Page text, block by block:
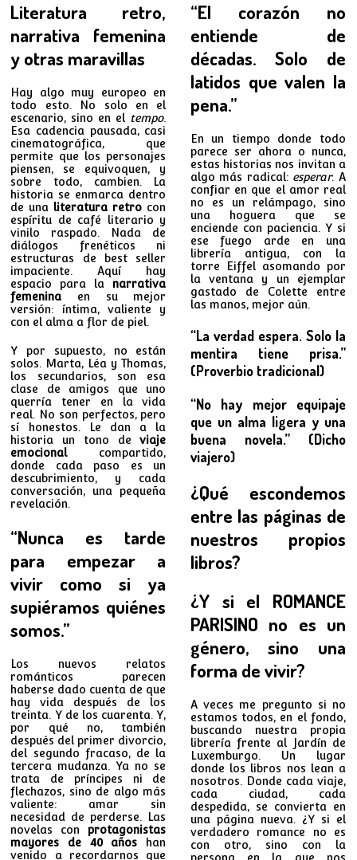
Literatura retro,
narrativa femenina
y otras maravillas
Hay algo muy europeo en
todo esto. No solo en el
escenario, sino en el tempo.
Esa cadencia pausada, casi
cinematográfica, que
permite que los personajes
piensen, se equivoquen, y
sobre todo, cambien. La
historia se enmarca dentro
de una literatura retro con
espíritu de café literario y
vinilo raspado. Nada de
diálogos frenéticos ni
estructuras de best seller
impaciente. Aquí hay
espacio para lanarrativa
femenina en su mejor
versión: íntima, valiente y
con el alma a flor de piel.
Y por supuesto, no están
solos. Marta, Léa y Thomas,
los secundarios, son esa
clase de amigos que uno
querría tener en la vida
real. No son perfectos, pero
sí honestos. Le dan a la
historia un tono deviaje
emocionalcompartido,
donde cada paso es un
descubrimiento, y cada
conversación, una pequeña
revelación.
“Nunca es tarde
para empezar a
vivir como si ya
supiéramos quiénes
somos.”
Los nuevos relatos
románticos parecen
haberse dado cuenta de que
hay vida después de los
treinta. Y de los cuarenta. Y,
por qué no, también
después del primer divorcio,
del segundo fracaso, de la
tercera mudanza. Ya no se
trata de príncipes ni de
flechazos, sino de algo más
valiente: amar sin
necesidad de perderse. Las
novelas conprotagonistas
mayores de 40 años han
venido a recordarnos que
“El corazón no
entiende de
décadas. Solo de
latidos que valen la
pena.”
En un tiempo donde todo
parece ser ahora o nunca,
estas historias nos invitan a
algo más radical: esperar. A
confiar en que el amor real
no es un relámpago, sino
una hoguera que se
enciende con paciencia. Y si
ese fuego arde en una
librería antigua, con la
torre Eiffel asomando por
la ventana y un ejemplar
gastado de Colette entre
las manos, mejor aún.
“La verdad espera. Solo la
mentira tiene prisa.”
(Proverbio tradicional)
“No hay mejor equipaje
que un alma ligera y una
buena novela.” (Dicho
viajero)
¿Qué escondemos
entre las páginas de
nuestros propios
libros?
¿Y si el ROMANCE
PARISINO no es un
género, sino una
forma de vivir?
A veces me pregunto si no
estamos todos, en el fondo,
buscando nuestra propia
librería frente al Jardín de
Luxemburgo. Un lugar
donde los libros nos lean a
nosotros. Donde cada viaje,
cada ciudad, cada
despedida, se convierta en
una página nueva. ¿Y si el
verdadero romance no es
con otro, sino con la